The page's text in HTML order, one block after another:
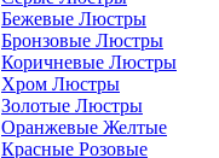
Бежевые Люстры
Бронзовые Люстры
Коричневые Люстры
Хром Люстры
Золотые Люстры
Оранжевые Желтые
Красные Розовые